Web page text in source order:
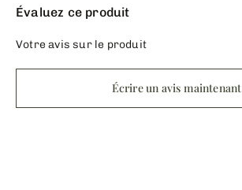
Évaluez ce produit
Votre avis sur le produit
Écrire un avis maintenant